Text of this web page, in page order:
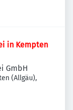
in Kempten
GmbH
(Allgäu),